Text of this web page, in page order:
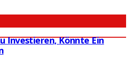
Investieren, Könnte Ein